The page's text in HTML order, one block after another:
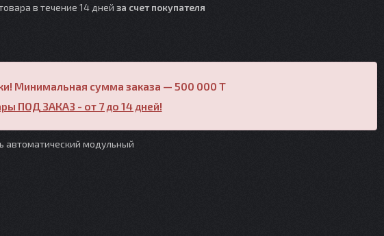
в течение 14 дней за счет покупателя
Минимальная сумма заказа — 500 000 T
ПОД ЗАКАЗ - от 7 до 14 дней!
автоматический модульный